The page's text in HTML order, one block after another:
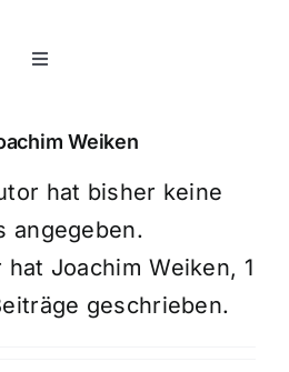
Toggle
Weiken
hat bisher keine
angegeben.
hat Joachim Weiken, 1
geschrieben.